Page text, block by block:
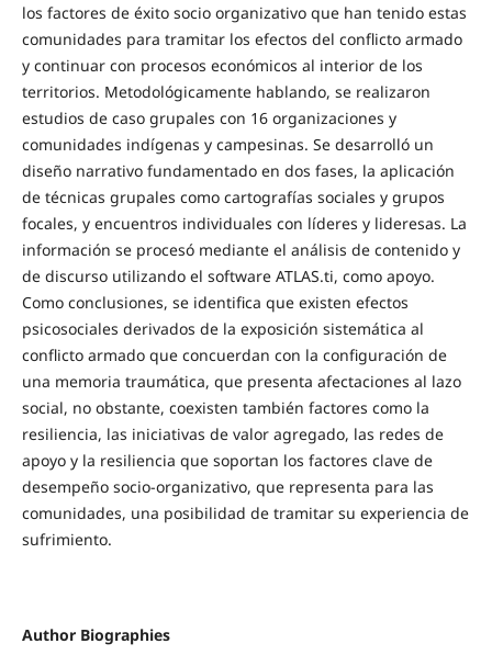
los factores de éxito socio organizativo que han tenido estas
comunidades para tramitar los efectos del conflicto armado
y continuar con procesos económicos al interior de los
territorios. Metodológicamente hablando, se realizaron
estudios de caso grupales con 16 organizaciones y
comunidades indígenas y campesinas. Se desarrolló un
diseño narrativo fundamentado en dos fases, la aplicación
de técnicas grupales como cartografías sociales y grupos
focales, y encuentros individuales con líderes y lideresas. La
información se procesó mediante el análisis de contenido y
de discurso utilizando el software ATLAS.ti, como apoyo.
Como conclusiones, se identifica que existen efectos
psicosociales derivados de la exposición sistemática al
conflicto armado que concuerdan con la configuración de
una memoria traumática, que presenta afectaciones al lazo
social, no obstante, coexisten también factores como la
resiliencia, las iniciativas de valor agregado, las redes de
apoyo y la resiliencia que soportan los factores clave de
desempeño socio-organizativo, que representa para las
comunidades, una posibilidad de tramitar su experiencia de
sufrimiento.
Author Biographies